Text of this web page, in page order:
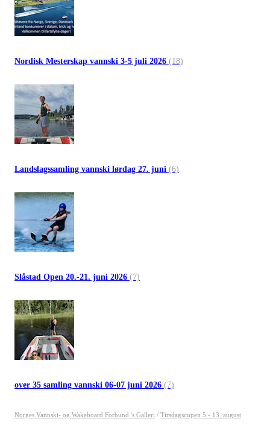
Nordisk Mesterskap vannski 3-5 juli 2026 (18)
Landslagssamling vannski lørdag 27. juni (6)
Slåstad Open 20.-21. juni 2026 (7)
over 35 samling vannski 06-07 juni 2026 (7)
Norges Vannski- og Wakeboard Forbund 's Galleri / Tirsdagscupen 5 - 13. august